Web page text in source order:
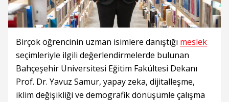
Birçok öğrencinin uzman isimlere danıştığı meslek
seçimleriyle ilgili değerlendirmelerde bulunan
Bahçeşehir Üniversitesi Eğitim Fakültesi Dekanı
Prof. Dr. Yavuz Samur, yapay zeka, dijitalleşme,
iklim değişikliği ve demografik dönüşümle çalışma